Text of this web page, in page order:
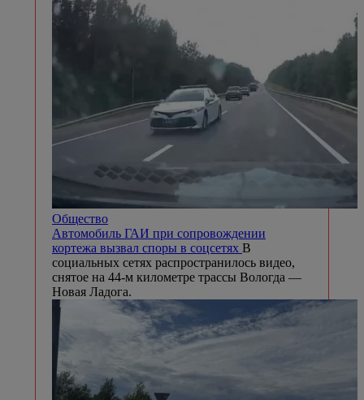
Общество
Автомобиль ГАИ при сопровождении
кортежа вызвал споры в соцсетях В
социальных сетях распространилось видео,
снятое на 44-м километре трассы Вологда —
Новая Ладога.